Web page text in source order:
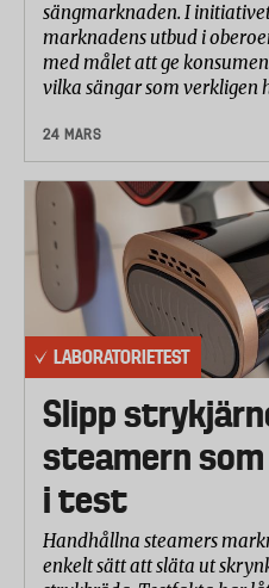
sängmarknaden. I
marknadens utbud i
med målet att ge
vilka sängar som verkligen
24 MARS
LABORATORIETEST
Slipp
steamern
i test
Handhållna steamers
enkelt sätt att släta ut